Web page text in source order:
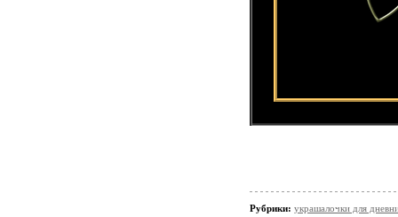
Рубрики: украшалочки для